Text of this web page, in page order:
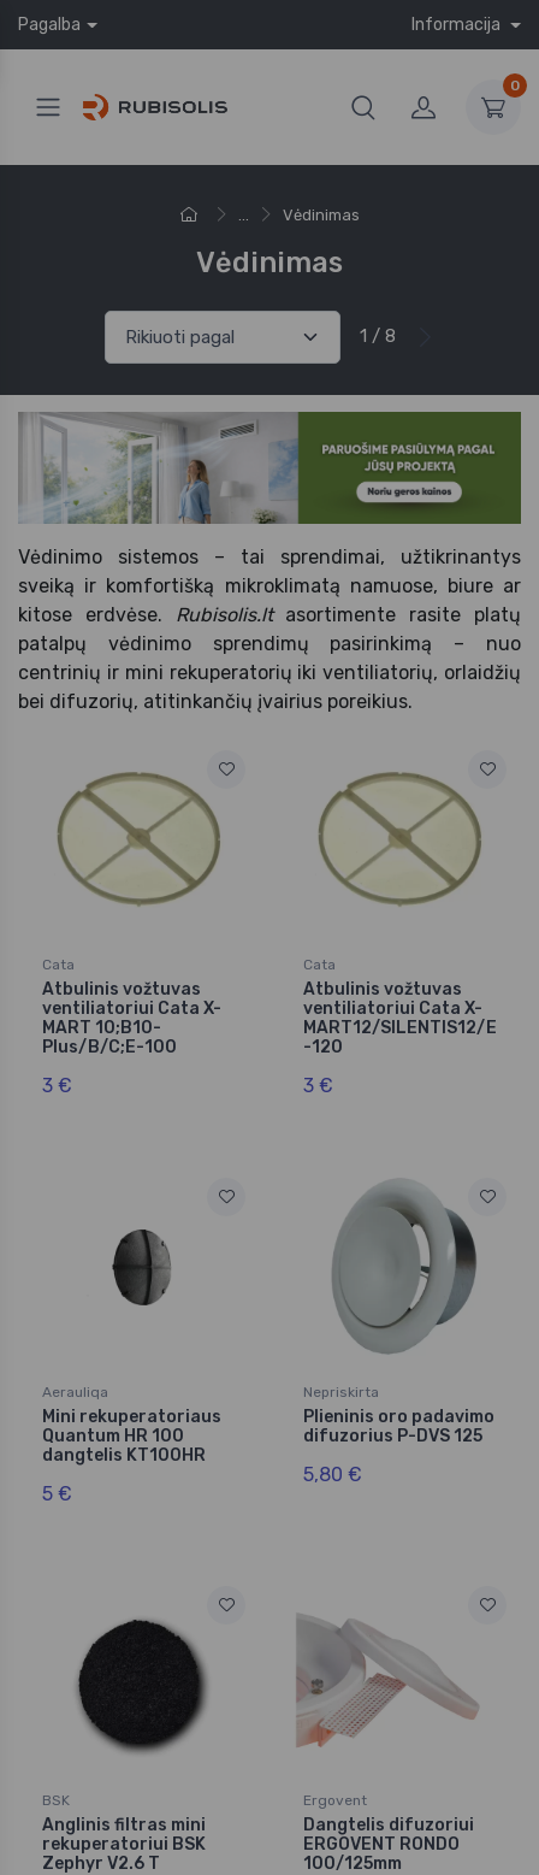
Pagalba Informacija
0
... Vėdinimas
Vėdinimas
1 / 8
Vėdinimo sistemos – tai sprendimai, užtikrinantys
sveiką ir komfortišką mikroklimatą namuose, biure ar
kitose erdvėse. Rubisolis.ltasortimente rasite platų
patalpų vėdinimo sprendimų pasirinkimą – nuo
centrinių ir mini rekuperatorių iki ventiliatorių, orlaidžių
bei difuzorių, atitinkančių įvairius poreikius.
Cata
Atbulinis vožtuvas
ventiliatoriui Cata X-
MART 10;B10-
Plus/B/C;E-100
3 €
Cata
Atbulinis vožtuvas
ventiliatoriui Cata X-
MART12/SILENTIS12/E
-120
3 €
Aerauliqa
Mini rekuperatoriaus
Quantum HR 100
dangtelis KT100HR
5 €
Nepriskirta
Plieninis oro padavimo
difuzorius P-DVS 125
5,80 €
BSK
Anglinis filtras mini
rekuperatoriui BSK
Zephyr V2.6 T
Ergovent
Dangtelis difuzoriui
ERGOVENT RONDO
100/125mm